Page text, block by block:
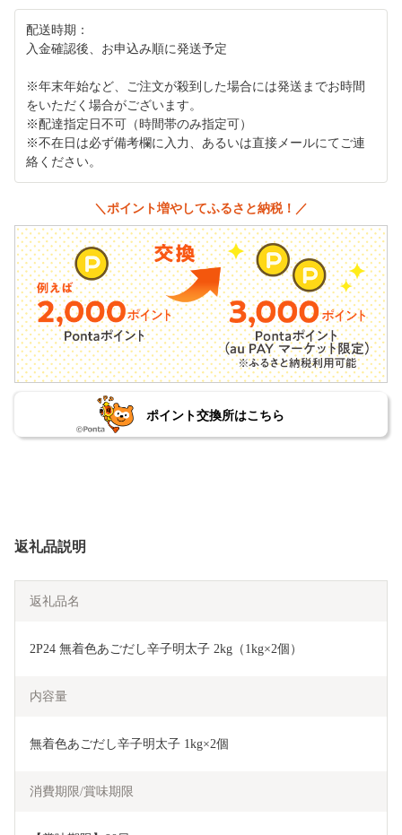
配送時期：
入金確認後、お申込み順に発送予定
※年末年始など、ご注文が殺到した場合には発送までお時間
をいただく場合がございます。
※配達指定日不可（時間帯のみ指定可）
※不在日は必ず備考欄に入力、あるいは直接メールにてご連
絡ください。
＼ポイント増やしてふるさと納税！／
ポイント交換所はこちら
返礼品説明
返礼品名
2P24 無着色あごだし辛子明太子 2kg（1kg×2個）
内容量
無着色あごだし辛子明太子 1kg×2個
消費期限/賞味期限